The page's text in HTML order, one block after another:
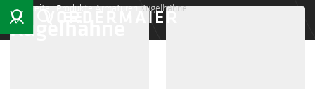
Startseite|Produkte|Armaturen|Kugelhähne
Kugelhähne